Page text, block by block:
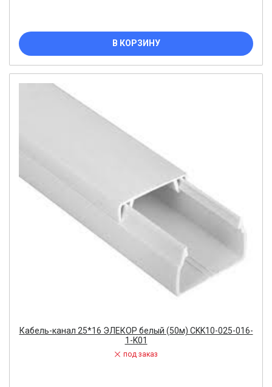
В КОРЗИНУ
Кабель-канал 25*16 ЭЛЕКОР белый (50м) CKK10-025-016-
1-K01
под заказ